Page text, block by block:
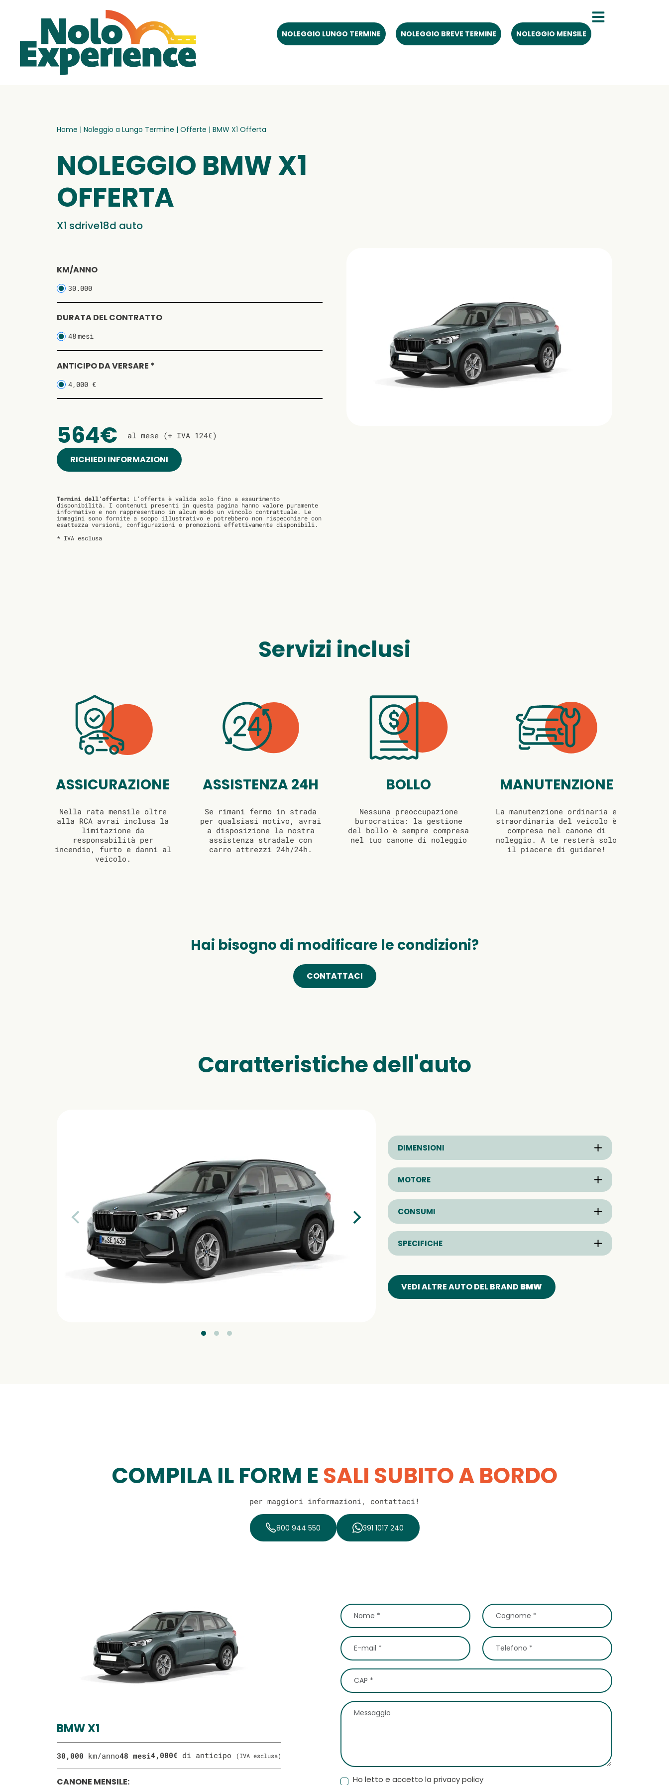
NOLEGGIO LUNGO TERMINE NOLEGGIO BREVE TERMINE NOLEGGIO MENSILE
Home | Noleggio a Lungo Termine | Offerte | BMW X1 Offerta
NOLEGGIO BMW X1
OFFERTA
X1 sdrive18d auto
KM/ANNO
30.000
DURATA DEL CONTRATTO
48mesi
ANTICIPO DA VERSARE *
4,000 €
564€ al mese (+ IVA 124€)
RICHIEDI INFORMAZIONI
Termini dell’offerta:
L’offerta è valida solo fino a esaurimento
disponibilità. I contenuti presenti in questa pagina hanno valore puramente
informativo e non rappresentano in alcun modo un vincolo contrattuale. Le
immagini sono fornite a scopo illustrativo e potrebbero non rispecchiare con
esattezza versioni, configurazioni o promozioni effettivamente disponibili.
* IVA esclusa
Servizi inclusi
ASSICURAZIONE
Nella rata mensile oltre
alla RCA avrai inclusa la
limitazione da
responsabilità per
incendio, furto e danni al
veicolo.
ASSISTENZA 24H
Se rimani fermo in strada
per qualsiasi motivo, avrai
a disposizione la nostra
assistenza stradale con
carro attrezzi 24h/24h.
BOLLO
Nessuna preoccupazione
burocratica: la gestione
del bollo è sempre compresa
nel tuo canone di noleggio
MANUTENZIONE
La manutenzione ordinaria e
straordinaria del veicolo è
compresa nel canone di
noleggio. A te resterà solo
il piacere di guidare!
Hai bisogno di modificare le condizioni?
CONTATTACI
Caratteristiche dell'auto
DIMENSIONI
MOTORE
CONSUMI
SPECIFICHE
VEDI ALTRE AUTO DEL BRAND BMW
COMPILA IL FORM E SALI SUBITO A BORDO
per maggiori informazioni, contattaci!
800 944 550 391 1017 240
BMW X1
30,000 km/anno48 mesi4,000€ di anticipo (IVA esclusa)
CANONE MENSILE: Ho letto e accetto la privacy policy